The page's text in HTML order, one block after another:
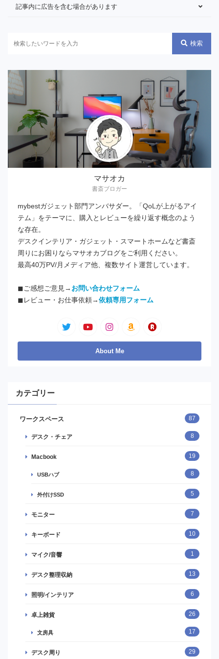
記事内に広告を含む場合があります
検索
マサオカ
書斎ブロガー
mybestガジェット部門アンバサダー。「QoLが上がるアイ
テム」をテーマに、購入とレビューを繰り返す概念のよう
な存在。
デスクインテリア・ガジェット・スマートホームなど書斎
周りにお困りならマサオカブログをご利用ください。
最高40万PV/月メディア他、複数サイト運営しています。
◼︎ご感想ご意見→ お問い合わせフォーム
◼︎レビュー・お仕事依頼→ 依頼専用フォーム
カテゴリー
ワークスペース 87
デスク・チェア 8
Macbook 19
USBハブ 8
外付けSSD 5
モニター 7
キーボード 10
マイク/音響 1
デスク整理収納 13
照明/インテリア 6
卓上雑貨 26
文房具 17
デスク周り 29